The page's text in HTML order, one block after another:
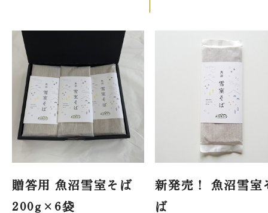
贈答用 魚沼雪室そば
200g×6袋
新発売！ 魚沼雪室
ば